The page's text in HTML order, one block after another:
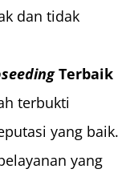
dan tidak
Terbaik
terbukti
yang baik.
yang